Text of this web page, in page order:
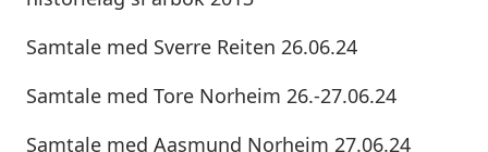
Samtale med Sverre Reiten 26.06.24
Samtale med Tore Norheim 26.-27.06.24
Samtale med Aasmund Norheim 27.06.24